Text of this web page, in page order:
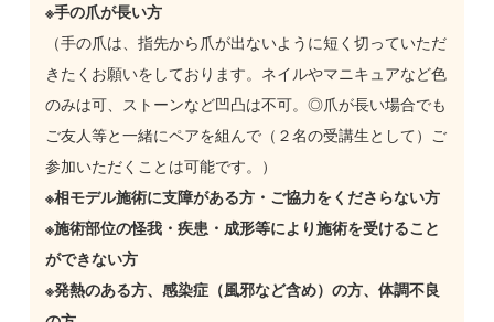
※手の爪が長い方
（手の爪は、指先から爪が出ないように短く切っていただ
きたくお願いをしております。ネイルやマニキュアなど色
のみは可、ストーンなど凹凸は不可。◎爪が長い場合でも
ご友人等と一緒にペアを組んで（２名の受講生として）ご
参加いただくことは可能です。）
※相モデル施術に支障がある方・ご協力をくださらない方
※施術部位の怪我・疾患・成形等により施術を受けること
ができない方
※発熱のある方、感染症（風邪など含め）の方、体調不良